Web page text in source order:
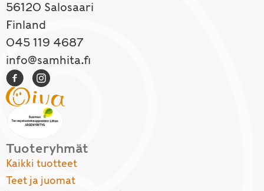
56120 Salosaari
Finland
045 119 4687
info@samhita.fi
Tuoteryhmät
Kaikki tuotteet
Teet ja juomat